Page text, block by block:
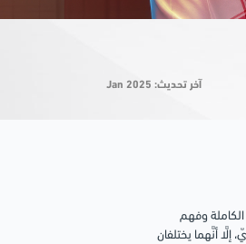
آخر تحديث: Jan 2025
الكاملة وفهم
إلَّا أنَّهما يختلفان